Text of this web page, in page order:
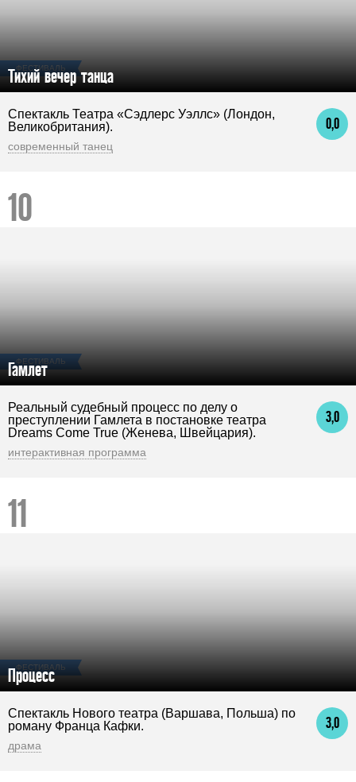
ФЕСТИВАЛЬ
Тихий вечер танца
0,0
Спектакль Театра «Сэдлерс Уэллс» (Лондон,
Великобритания).
современный танец
ФЕСТИВАЛЬ
Гамлет
3,0
Реальный судебный процесс по делу о
преступлении Гамлета в постановке театра
Dreams Come True (Женева, Швейцария).
интерактивная программа
ФЕСТИВАЛЬ
Процесс
3,0
Спектакль Нового театра (Варшава, Польша) по
роману Франца Кафки.
драма